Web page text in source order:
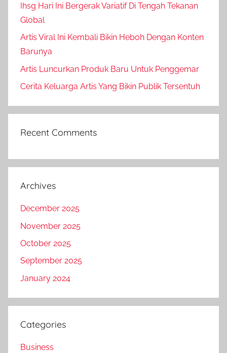
Ihsg Hari Ini Bergerak Variatif Di Tengah Tekanan
Global
Artis Viral Ini Kembali Bikin Heboh Dengan Konten
Barunya
Artis Luncurkan Produk Baru Untuk Penggemar
Cerita Keluarga Artis Yang Bikin Publik Tersentuh
Recent Comments
Archives
December 2025
November 2025
October 2025
September 2025
January 2024
Categories
Business